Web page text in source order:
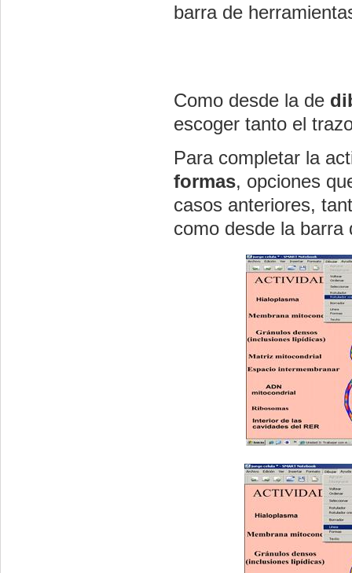
barra de
Como desde la de
escoger tanto el
Para completar la
formas, opciones
casos anteriores,
como desde la barra